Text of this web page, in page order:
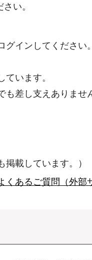
い。
インしてください。
ています。
差し支えありませ
載しています。）
くあるご質問（外部